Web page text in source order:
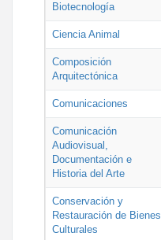
Biotecnología
Ciencia Animal
Composición
Arquitectónica
Comunicaciones
Comunicación
Audiovisual,
Documentación e
Historia del Arte
Conservación y
Restauración de Bienes
Culturales